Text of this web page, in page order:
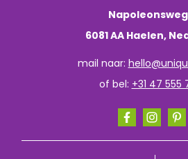
6081 AA Haelen,
mail naar:
of bel: +31 47 555